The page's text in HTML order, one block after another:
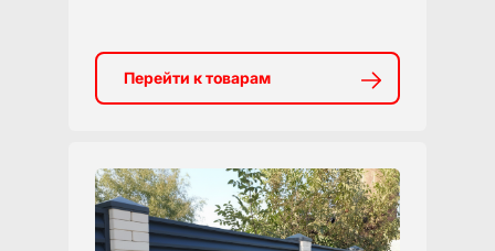
Перейти к товарам